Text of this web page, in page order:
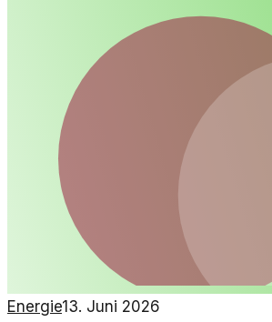
Energie13. Juni 2026